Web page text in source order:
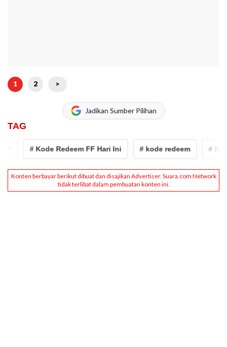
1 2 >
Jadikan Sumber Pilihan
TAG
# Kode Redeem FF Hari Ini # kode redeem #